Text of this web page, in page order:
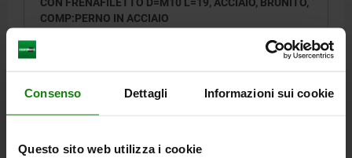
Consenso Dettagli Informazioni sui cookie
Questo sito web utilizza i cookie
CON FRENAFILETTO D=M10 L=19, ACCIAIO, BRUNITO,
COMP:PERNO IN ACCIAIO
CORSA=2,5 L1=9
FORZA ELASTICA FINE F2 CA. N=54
Numero d’ordine: 03021-210